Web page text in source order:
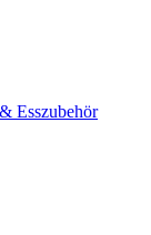
Esszubehör